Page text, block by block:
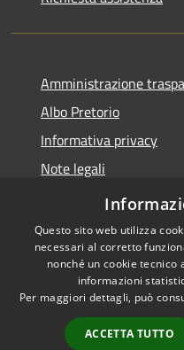
Amministrazione
Albo Pretorio
Informativa privacy
Note legali
Dichiarazione di
Accessibilità
Questo sito web utilizza
necessari al corretto
nonché un cookie
informazioni
Per maggiori dettagli, può
ACCETTA TUTTO